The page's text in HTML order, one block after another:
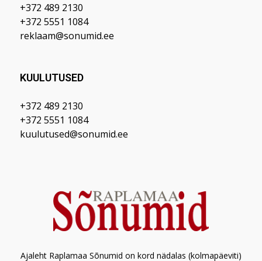
+372 489 2130
+372 5551 1084
reklaam@sonumid.ee
KUULUTUSED
+372 489 2130
+372 5551 1084
kuulutused@sonumid.ee
Ajaleht Raplamaa Sõnumid on kord nädalas (kolmapäeviti)